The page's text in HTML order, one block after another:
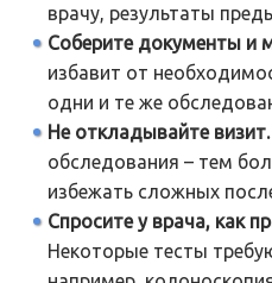
врачу, результаты
Соберите документы и
избавит от
одни и те же
Не откладывайте визит.
обследования – тем
избежать сложных
Спросите у врача, как
Некоторые тесты